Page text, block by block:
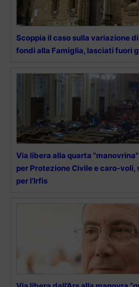
Scoppia il caso sulla variazione
fondi alla Famiglia, lasciati fuori
Via libera alla quarta
per Protezione Civile e caro-voli,
per l’Irfis